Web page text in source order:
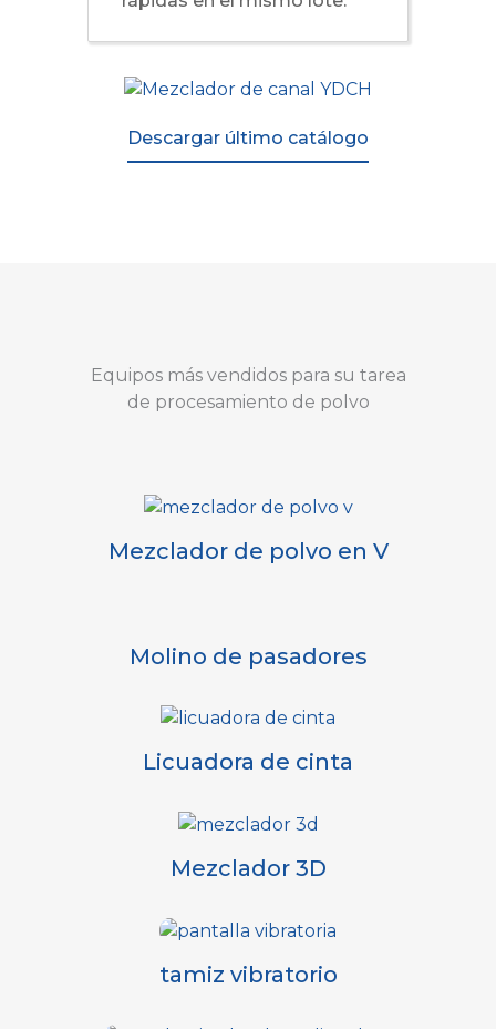
Descargar último catálogo
Equipos más vendidos para su tarea
de procesamiento de polvo
Mezclador de polvo en V
Molino de pasadores
Licuadora de cinta
Mezclador 3D
tamiz vibratorio